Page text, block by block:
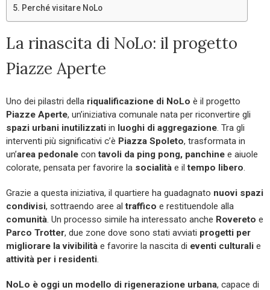
Perché visitare NoLo
La rinascita di NoLo: il progetto
Piazze Aperte
Uno dei pilastri della riqualificazione di NoLo è il progetto
Piazze Aperte, un’iniziativa comunale nata per riconvertire gli
spazi urbani inutilizzati in luoghi di aggregazione. Tra gli
interventi più significativi c’è Piazza Spoleto, trasformata in
un’area pedonale contavoli da ping pong, panchine e aiuole
colorate, pensata per favorire la socialità e iltempo libero.
Grazie a questa iniziativa, il quartiere ha guadagnato nuovi spazi
condivisi, sottraendo aree altraffico e restituendole alla
comunità. Un processo simile ha interessato anche Rovereto e
Parco Trotter, due zone dove sono stati avviati progetti per
migliorare la vivibilità e favorire la nascita di eventi culturali e
attività per i residenti.
NoLo è oggi un modello di rigenerazione urbana, capace di